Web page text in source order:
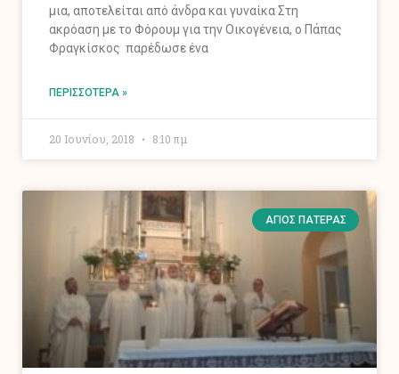
μια, αποτελείται από άνδρα και γυναίκα Στη
ακρόαση με το Φόρουμ για την Οικογένεια, ο Πάπας
Φραγκίσκος παρέδωσε ένα
ΠΕΡΙΣΣΌΤΕΡΑ »
20 Ιουνίου, 2018 8:10 πμ
ΆΓΙΟΣ ΠΑΤΈΡΑΣ